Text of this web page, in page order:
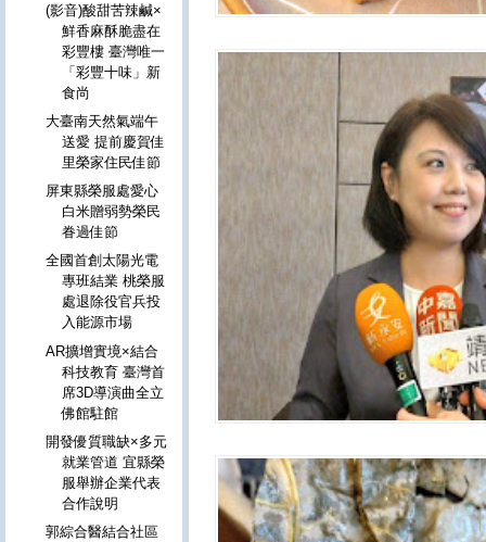
(影音)酸甜苦辣鹹×
鮮香麻酥脆盡在
彩豐樓 臺灣唯一
「彩豐十味」新
食尚
大臺南天然氣端午
送愛 提前慶賀佳
里榮家住民佳節
屏東縣榮服處愛心
白米贈弱勢榮民
眷過佳節
全國首創太陽光電
專班結業 桃榮服
處退除役官兵投
入能源市場
AR擴增實境×結合
科技教育 臺灣首
席3D導演曲全立
佛館駐館
開發優質職缺×多元
就業管道 宜縣榮
服舉辦企業代表
合作說明
郭綜合醫結合社區